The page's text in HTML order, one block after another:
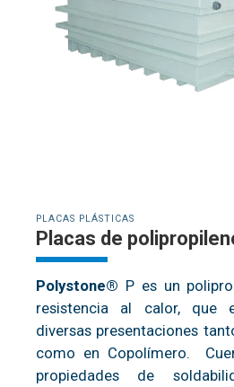
PLACAS PLÁSTICAS
Placas de
Polystone® P es un
resistencia al calor, que
diversas presentaciones
como en Copolímero.
propiedades de